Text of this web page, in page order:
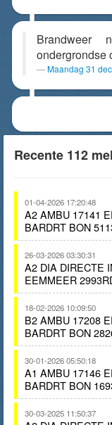
Brandweer
ondergrondse
Maandag 31
Recente 112
01-04-2026 17:20:48
A2 AMBU 17141
BARDRT BON
26-03-2026 03:30:31
A2 DIA DIRECTE
EEMMEER
18-02-2026 10:09:50
B2 AMBU 17208
BARDRT BON
30-01-2026 05:50:18
A1 AMBU 17146
BARDRT BON
30-03-2025 11:50:37